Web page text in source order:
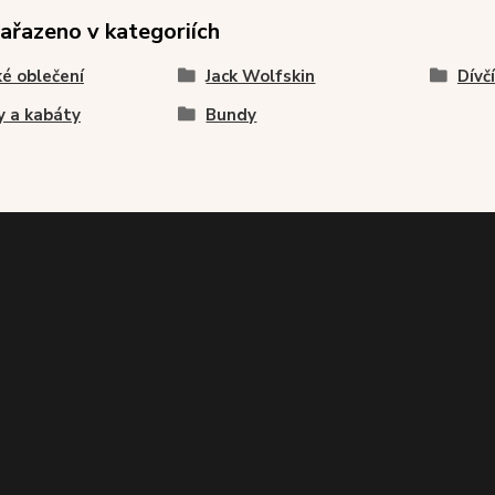
v kategoriích
oblečení Jack Wolfskin
a kabáty
Bundy